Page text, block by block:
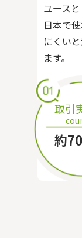
ユース
日本で
にくい
ます。
取引
約